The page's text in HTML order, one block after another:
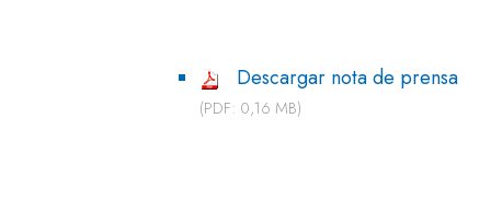
Descargar nota de prensa
(PDF: 0,16 MB)